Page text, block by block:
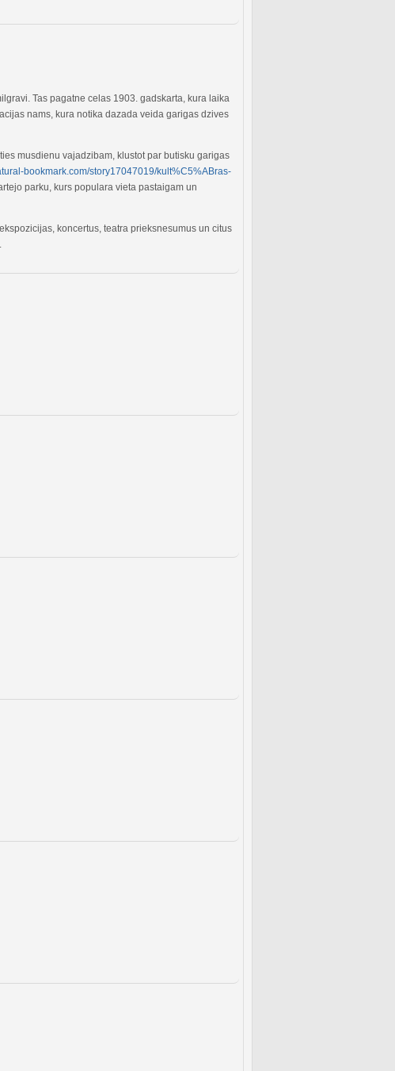
Tas pagatne celas 1903. gadskarta, kura laika
nams, kura notika dazada veida garigas dzives
musdienu vajadzibam, klustot par butisku garigas
bookmark.com/story17047019/kult%C5%ABras-
parku, kurs populara vieta pastaigam un
koncertus, teatra prieksnesumus un citus